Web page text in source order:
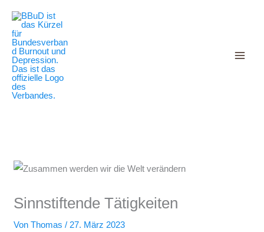
Inhalt
springen
Sinnstiftende Tätigkeiten
VonThomas/ 27. März 2023